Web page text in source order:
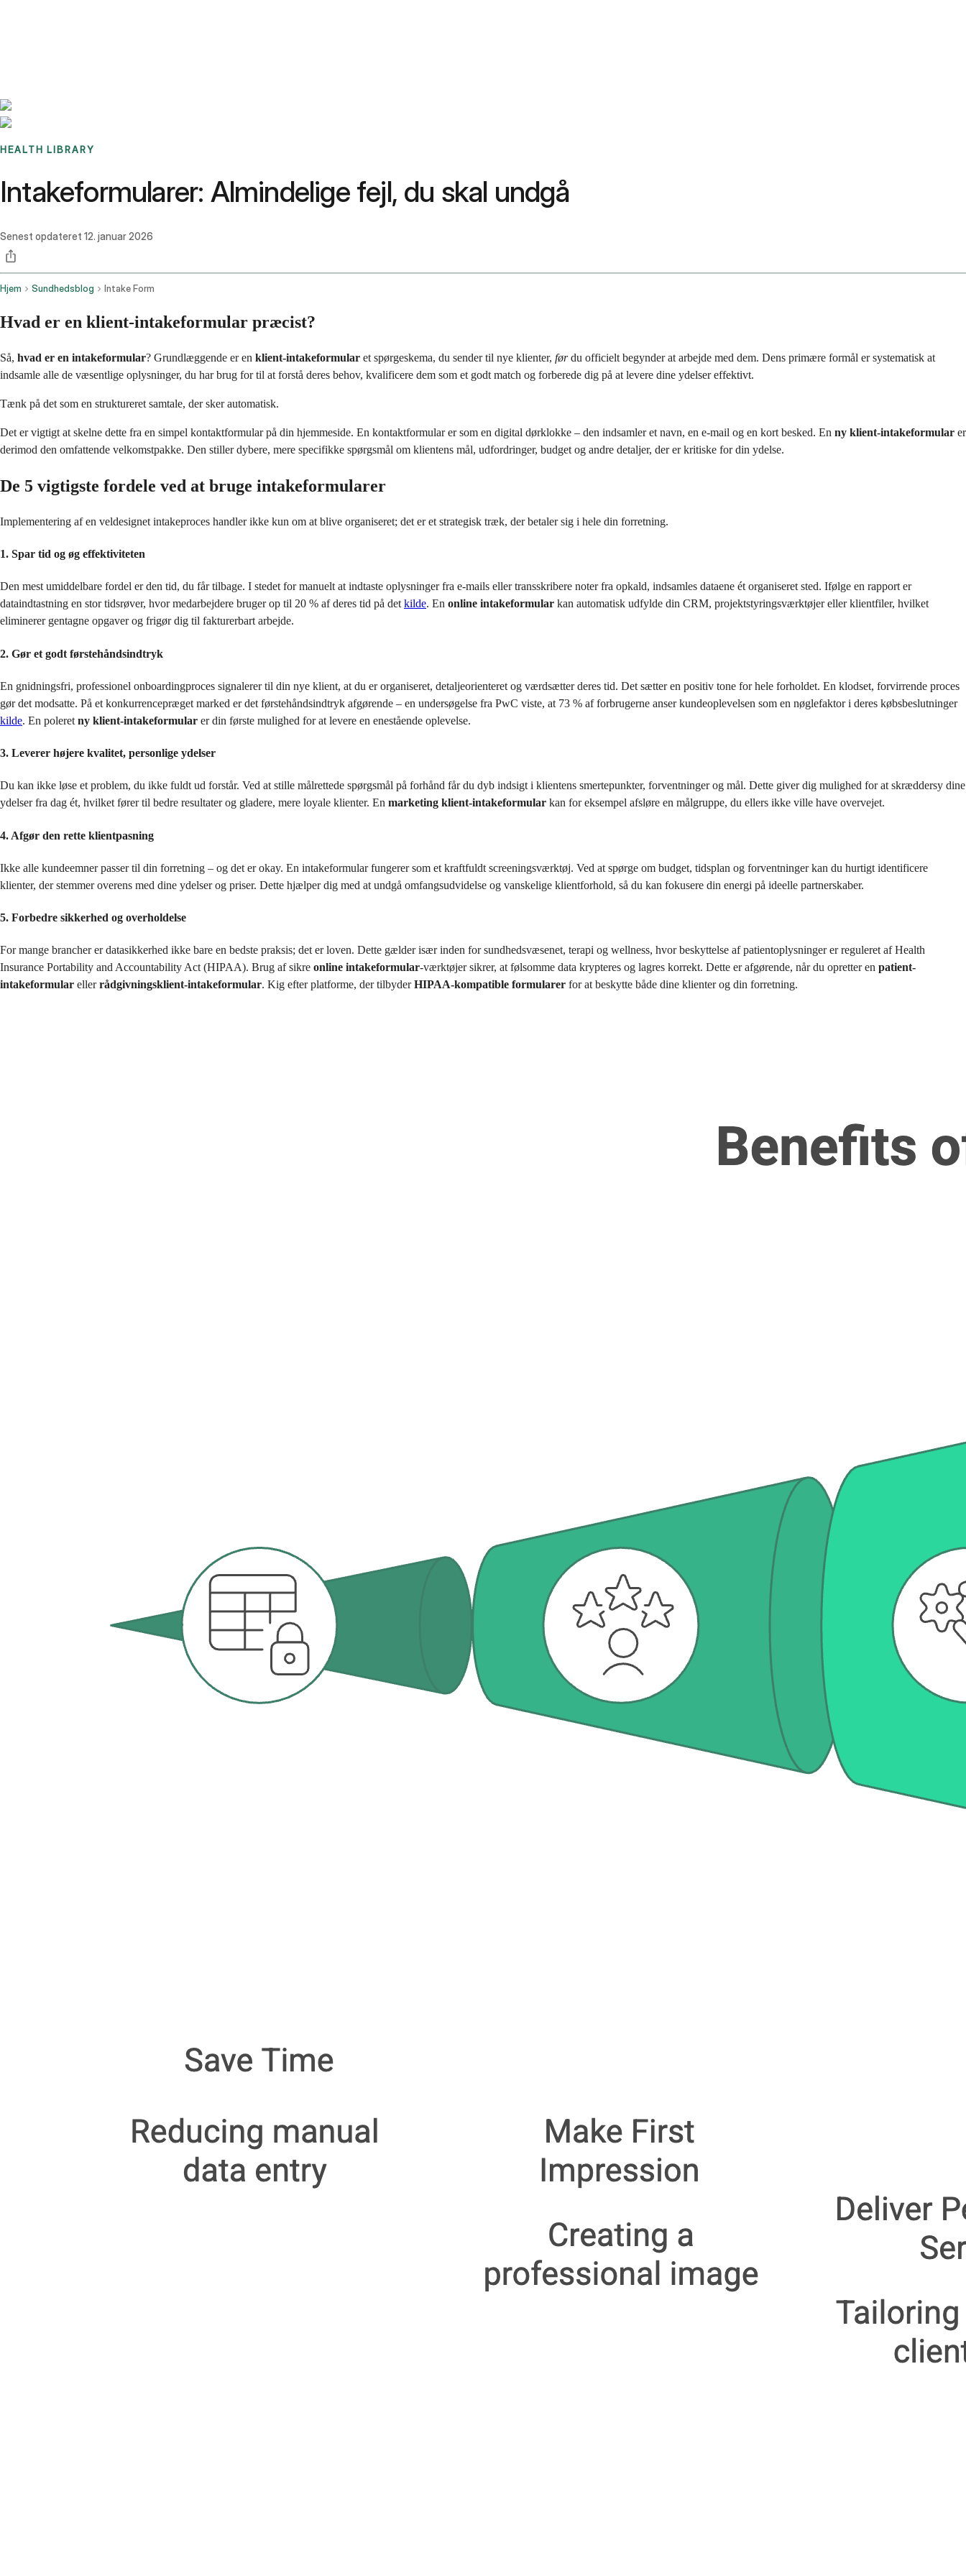
HEALTH LIBRARY
Intakeformularer: Almindelige fejl, du skal undgå
Senest opdateret 12. januar 2026
Hjem Sundhedsblog Intake Form
Hvad er en klient-intakeformular præcist?
Så, hvad er en intakeformular? Grundlæggende er en klient-intakeformular et spørgeskema, du sender til nye klienter, førdu officielt begynder at arbejde med dem. Dens primære formål er systematisk at
indsamle alle de væsentlige oplysninger, du har brug for til at forstå deres behov, kvalificere dem som et godt match og forberede dig på at levere dine ydelser effektivt.
Tænk på det som en struktureret samtale, der sker automatisk.
Det er vigtigt at skelne dette fra en simpel kontaktformular på din hjemmeside. En kontaktformular er som en digital dørklokke – den indsamler et navn, en e-mail og en kort besked. En ny klient-intakeformular er
derimod den omfattende velkomstpakke. Den stiller dybere, mere specifikke spørgsmål om klientens mål, udfordringer, budget og andre detaljer, der er kritiske for din ydelse.
De 5 vigtigste fordele ved at bruge intakeformularer
Implementering af en veldesignet intakeproces handler ikke kun om at blive organiseret; det er et strategisk træk, der betaler sig i hele din forretning.
1. Spar tid og øg effektiviteten
Den mest umiddelbare fordel er den tid, du får tilbage. I stedet for manuelt at indtaste oplysninger fra e-mails eller transskribere noter fra opkald, indsamles dataene ét organiseret sted. Ifølge en rapport er
dataindtastning en stor tidsrøver, hvor medarbejdere bruger op til 20 % af deres tid på det kilde. En online intakeformular kan automatisk udfylde din CRM, projektstyringsværktøjer eller klientfiler, hvilket
eliminerer gentagne opgaver og frigør dig til fakturerbart arbejde.
2. Gør et godt førstehåndsindtryk
En gnidningsfri, professionel onboardingproces signalerer til din nye klient, at du er organiseret, detaljeorienteret og værdsætter deres tid. Det sætter en positiv tone for hele forholdet. En klodset, forvirrende proces
gør det modsatte. På et konkurrencepræget marked er det førstehåndsindtryk afgørende – en undersøgelse fra PwC viste, at 73 % af forbrugerne anser kundeoplevelsen som en nøglefaktor i deres købsbeslutninger
kilde. En poleret ny klient-intakeformular er din første mulighed for at levere en enestående oplevelse.
3. Leverer højere kvalitet, personlige ydelser
Du kan ikke løse et problem, du ikke fuldt ud forstår. Ved at stille målrettede spørgsmål på forhånd får du dyb indsigt i klientens smertepunkter, forventninger og mål. Dette giver dig mulighed for at skræddersy dine
ydelser fra dag ét, hvilket fører til bedre resultater og gladere, mere loyale klienter. En marketing klient-intakeformular kan for eksempel afsløre en målgruppe, du ellers ikke ville have overvejet.
4. Afgør den rette klientpasning
Ikke alle kundeemner passer til din forretning – og det er okay. En intakeformular fungerer som et kraftfuldt screeningsværktøj. Ved at spørge om budget, tidsplan og forventninger kan du hurtigt identificere
klienter, der stemmer overens med dine ydelser og priser. Dette hjælper dig med at undgå omfangsudvidelse og vanskelige klientforhold, så du kan fokusere din energi på ideelle partnerskaber.
5. Forbedre sikkerhed og overholdelse
For mange brancher er datasikkerhed ikke bare en bedste praksis; det er loven. Dette gælder især inden for sundhedsvæsenet, terapi og wellness, hvor beskyttelse af patientoplysninger er reguleret af Health
Insurance Portability and Accountability Act (HIPAA). Brug af sikre online intakeformular-værktøjer sikrer, at følsomme data krypteres og lagres korrekt. Dette er afgørende, når du opretter en patient-
intakeformular ellerrådgivningsklient-intakeformular. Kig efter platforme, der tilbyderHIPAA-kompatible formularer for at beskytte både dine klienter og din forretning.